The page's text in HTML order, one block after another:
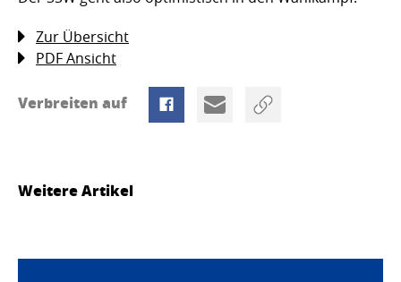
Zur Übersicht
PDF Ansicht
Verbreiten auf
Weitere Artikel